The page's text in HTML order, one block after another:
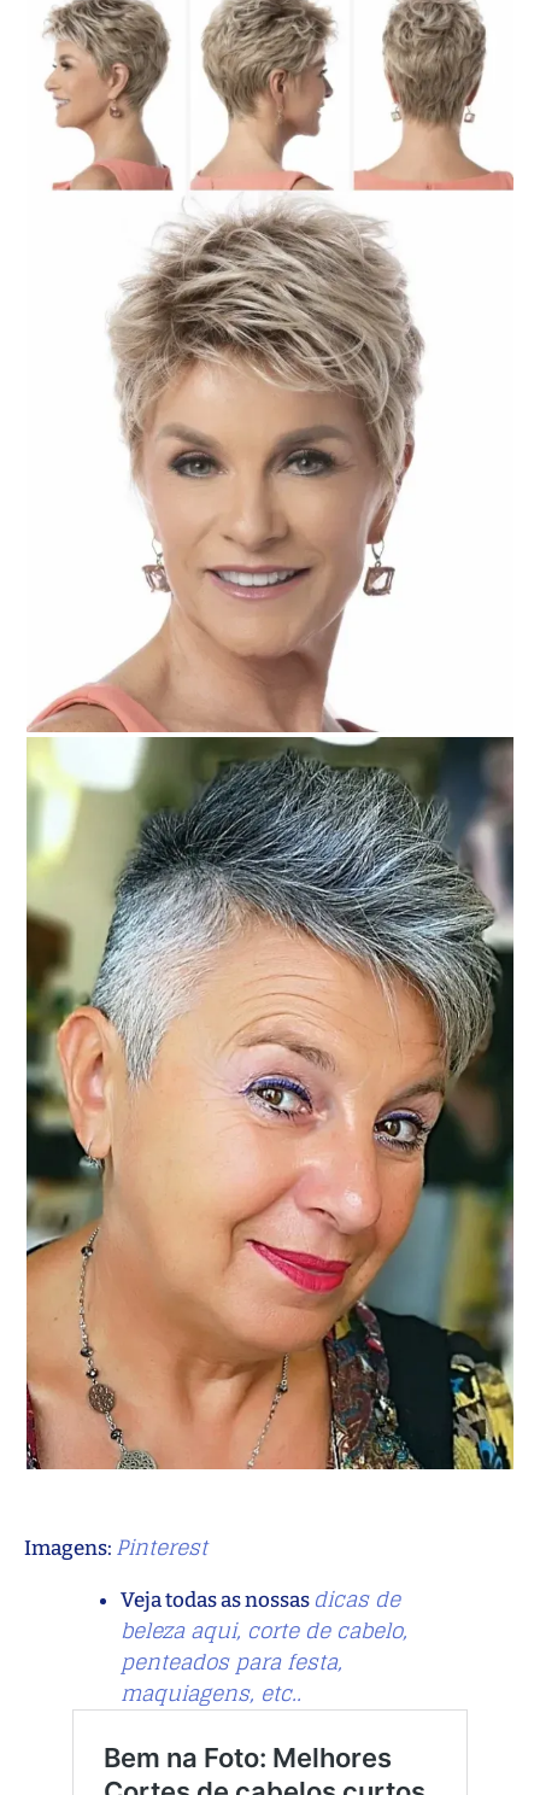
Imagens: Pinterest
Veja todas as nossas dicas de
beleza aqui, corte de cabelo,
penteados para festa,
maquiagens, etc..